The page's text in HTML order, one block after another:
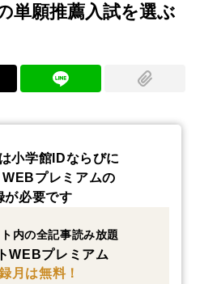
単願推薦入試を選ぶ
小学館IDならびに
プレミアムの
が必要です
内の全記事読み放題
WEBプレミアム
月は無料！